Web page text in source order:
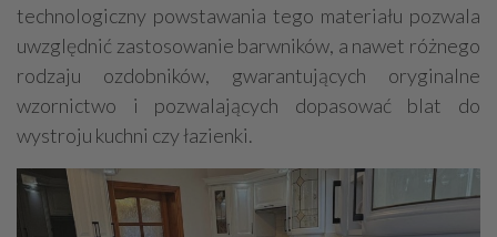
technologiczny powstawania tego materiału pozwala
uwzględnić zastosowanie barwników, a nawet różnego
rodzaju ozdobników, gwarantujących oryginalne
wzornictwo i pozwalających dopasować blat do
wystroju kuchni czy łazienki.